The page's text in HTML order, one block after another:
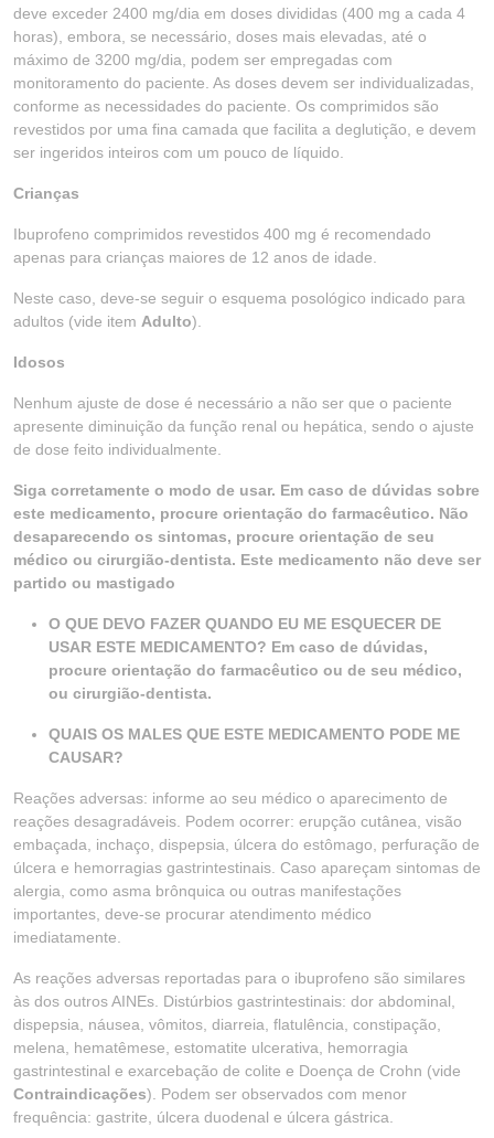
deve exceder 2400 mg/dia em doses divididas (400 mg a cada 4
horas), embora, se necessário, doses mais elevadas, até o
máximo de 3200 mg/dia, podem ser empregadas com
monitoramento do paciente. As doses devem ser individualizadas,
conforme as necessidades do paciente. Os comprimidos são
revestidos por uma fina camada que facilita a deglutição, e devem
ser ingeridos inteiros com um pouco de líquido.
Crianças
Ibuprofeno comprimidos revestidos 400 mg é recomendado
apenas para crianças maiores de 12 anos de idade.
Neste caso, deve-se seguir o esquema posológico indicado para
adultos (vide item Adulto).
Idosos
Nenhum ajuste de dose é necessário a não ser que o paciente
apresente diminuição da função renal ou hepática, sendo o ajuste
de dose feito individualmente.
Siga corretamente o modo de usar. Em caso de dúvidas sobre
este medicamento, procure orientação do farmacêutico. Não
desaparecendo os sintomas, procure orientação de seu
médico ou cirurgião-dentista. Este medicamento não deve ser
partido ou mastigado
O QUE DEVO FAZER QUANDO EU ME ESQUECER DE
USAR ESTE MEDICAMENTO? Em caso de dúvidas,
procure orientação do farmacêutico ou de seu médico,
ou cirurgião-dentista.
QUAIS OS MALES QUE ESTE MEDICAMENTO PODE ME
CAUSAR?
Reações adversas: informe ao seu médico o aparecimento de
reações desagradáveis. Podem ocorrer: erupção cutânea, visão
embaçada, inchaço, dispepsia, úlcera do estômago, perfuração de
úlcera e hemorragias gastrintestinais. Caso apareçam sintomas de
alergia, como asma brônquica ou outras manifestações
importantes, deve-se procurar atendimento médico
imediatamente.
As reações adversas reportadas para o ibuprofeno são similares
às dos outros AINEs. Distúrbios gastrintestinais: dor abdominal,
dispepsia, náusea, vômitos, diarreia, flatulência, constipação,
melena, hematêmese, estomatite ulcerativa, hemorragia
gastrintestinal e exarcebação de colite e Doença de Crohn (vide
Contraindicações). Podem ser observados com menor
frequência: gastrite, úlcera duodenal e úlcera gástrica.